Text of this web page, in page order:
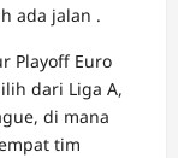
ada jalan .
Playoff Euro
dari Liga A,
di mana
tim